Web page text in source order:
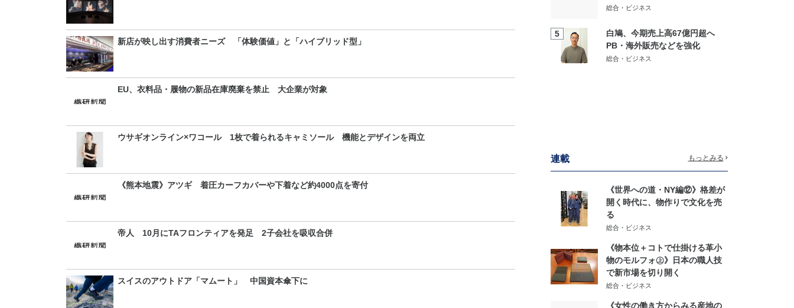
新店が映し出す消費者ニーズ 「体験価値」と「ハイブリッド型」
EU、衣料品・履物の新品在庫廃棄を禁止 大企業が対象
ウサギオンライン×ワコール 1枚で着られるキャミソール 機能とデザインを両立
《熊本地震》アツギ 着圧カーフカバーや下着など約4000点を寄付
帝人 10月にTAフロンティアを発足 2子会社を吸収合併
スイスのアウトドア「マムート」 中国資本傘下に
総合・ビジネス
5
白鳩、今期売上高67億円超へ
PB・海外販売などを強化
総合・ビジネス
連載 もっとみる
《世界への道・NY編⑫》格差が
開く時代に、物作りで文化を売
る
総合・ビジネス
《物本位＋コトで仕掛ける革小
物のモルフォ㊤》日本の職人技
で新市場を切り開く
総合・ビジネス
《女性の働き方からみる産地の